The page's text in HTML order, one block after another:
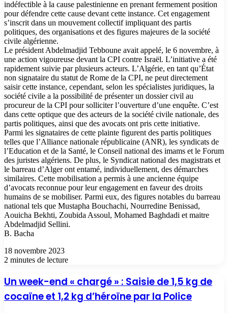
indéfectible à la cause palestinienne en prenant fermement position
pour défendre cette cause devant cette instance. Cet engagement
s’inscrit dans un mouvement collectif impliquant des partis
politiques, des organisations et des figures majeures de la société
civile algérienne.
Le président Abdelmadjid Tebboune avait appelé, le 6 novembre, à
une action vigoureuse devant la CPI contre Israël. L’initiative a été
rapidement suivie par plusieurs acteurs. L’Algérie, en tant qu’État
non signataire du statut de Rome de la CPI, ne peut directement
saisir cette instance, cependant, selon les spécialistes juridiques, la
société civile a la possibilité de présenter un dossier civil au
procureur de la CPI pour solliciter l’ouverture d’une enquête. C’est
dans cette optique que des acteurs de la société civile nationale, des
partis politiques, ainsi que des avocats ont pris cette initiative.
Parmi les signataires de cette plainte figurent des partis politiques
telles que l’Alliance nationale républicaine (ANR), les syndicats de
l’Education et de la Santé, le Conseil national des imams et le Forum
des juristes algériens. De plus, le Syndicat national des magistrats et
le barreau d’Alger ont entamé, individuellement, des démarches
similaires. Cette mobilisation a permis à une ancienne équipe
d’avocats reconnue pour leur engagement en faveur des droits
humains de se mobiliser. Parmi eux, des figures notables du barreau
national tels que Mustapha Bouchachi, Nourredine Benissad,
Aouicha Bekhti, Zoubida Assoul, Mohamed Baghdadi et maitre
Abdelmadjid Sellini.
B. Bacha
18 novembre 2023
2 minutes de lecture
Un week-end « chargé » : Saisie de 1,5 kg de
cocaïne et 1,2 kg d’héroïne par la Police